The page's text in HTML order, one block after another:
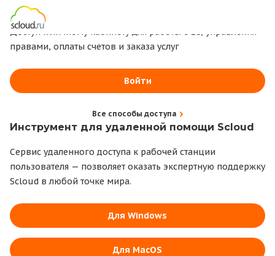
1С всегда под рукой
Доступ к личному кабинету для работы с 1С, управления
правами, оплаты счетов и заказа услуг
Войти
Все способы доступа
Инструмент для удаленной помощи Scloud
Сервис удаленного доступа к рабочей станции
пользователя — позволяет оказать экспертную поддержку
Scloud в любой точке мира.
Для Windows
Для MacOS